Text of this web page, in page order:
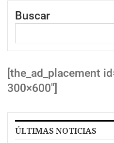
Buscar
[the_ad_placement
300×600″]
ÚLTIMAS NOTICIAS